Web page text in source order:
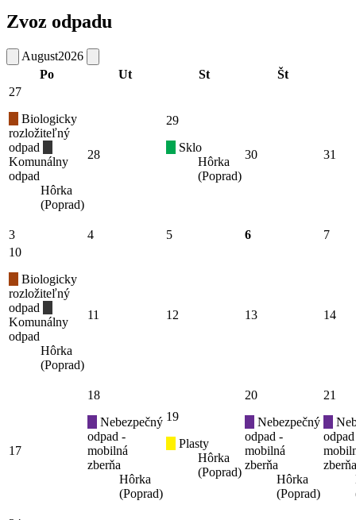
Zvoz odpadu
August2026
Po
Ut St Št
27
Biologicky
rozložiteľný
odpad
Komunálny
odpad
Hôrka
(Poprad)
28
29
Sklo
Hôrka
(Poprad)
30 31
3 4 5 6
7
10
Biologicky
rozložiteľný
odpad
Komunálny
odpad
Hôrka
(Poprad)
11 12 13 14
17
18
Nebezpečný
odpad -
mobilná
zberňa
Hôrka
(Poprad)
19
Plasty
Hôrka
(Poprad)
20
Nebezpečný
odpad -
mobilná
zberňa
Hôrka
(Poprad)
21
zberňa